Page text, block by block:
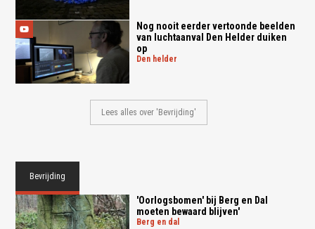
Nog nooit eerder vertoonde beelden
van luchtaanval Den Helder duiken
op
den helder
Lees alles over 'Bevrijding'
Bevrijding
'Oorlogsbomen' bij Berg en Dal
moeten bewaard blijven'
berg en dal